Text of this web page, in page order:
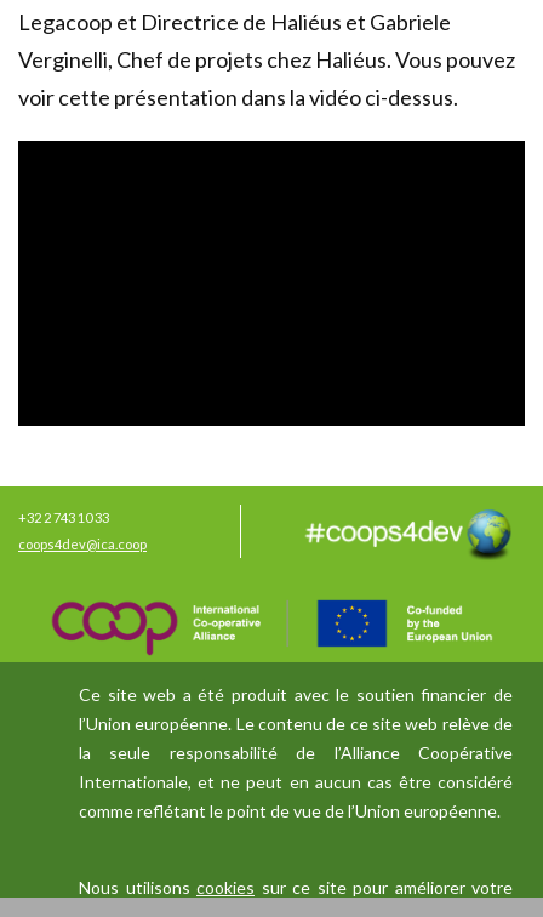
Legacoop et Directrice de Haliéus et Gabriele
Verginelli, Chef de projets chez Haliéus. Vous pouvez
voir cette présentation dans la vidéo ci-dessus.
+32 2 743 10 33
coops4dev@ica.coop
Ce site web a été produit avec le soutien financier de
l’Union européenne. Le contenu de ce site web relève de
la seule responsabilité de l’Alliance Coopérative
Internationale, et ne peut en aucun cas être considéré
comme reflétant le point de vue de l’Union européenne.
Nous utilisons cookies sur ce site pour améliorer votre